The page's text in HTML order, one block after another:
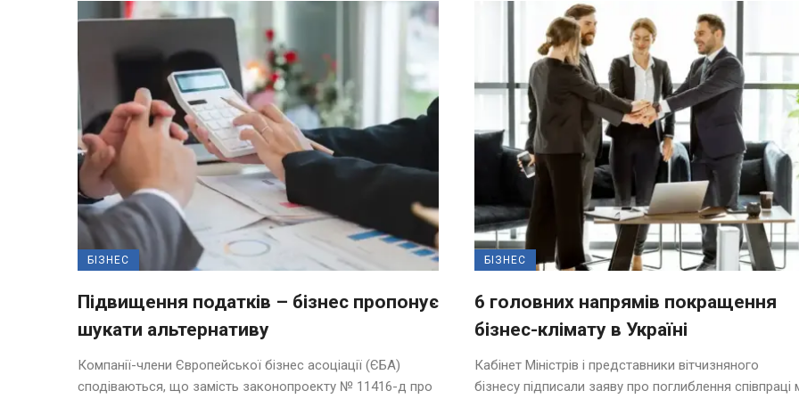
БІЗНЕС
Підвищення податків – бізнес пропонує
шукати альтернативу
Компанії-члени Європейської бізнес асоціації (ЄБА)
сподіваються, що замість законопроекту № 11416-д про
БІЗНЕС
6 головних напрямів покращення
бізнес-клімату в Україні
Кабінет Міністрів і представники вітчизняного
бізнесу підписали заяву про поглиблення співпраці